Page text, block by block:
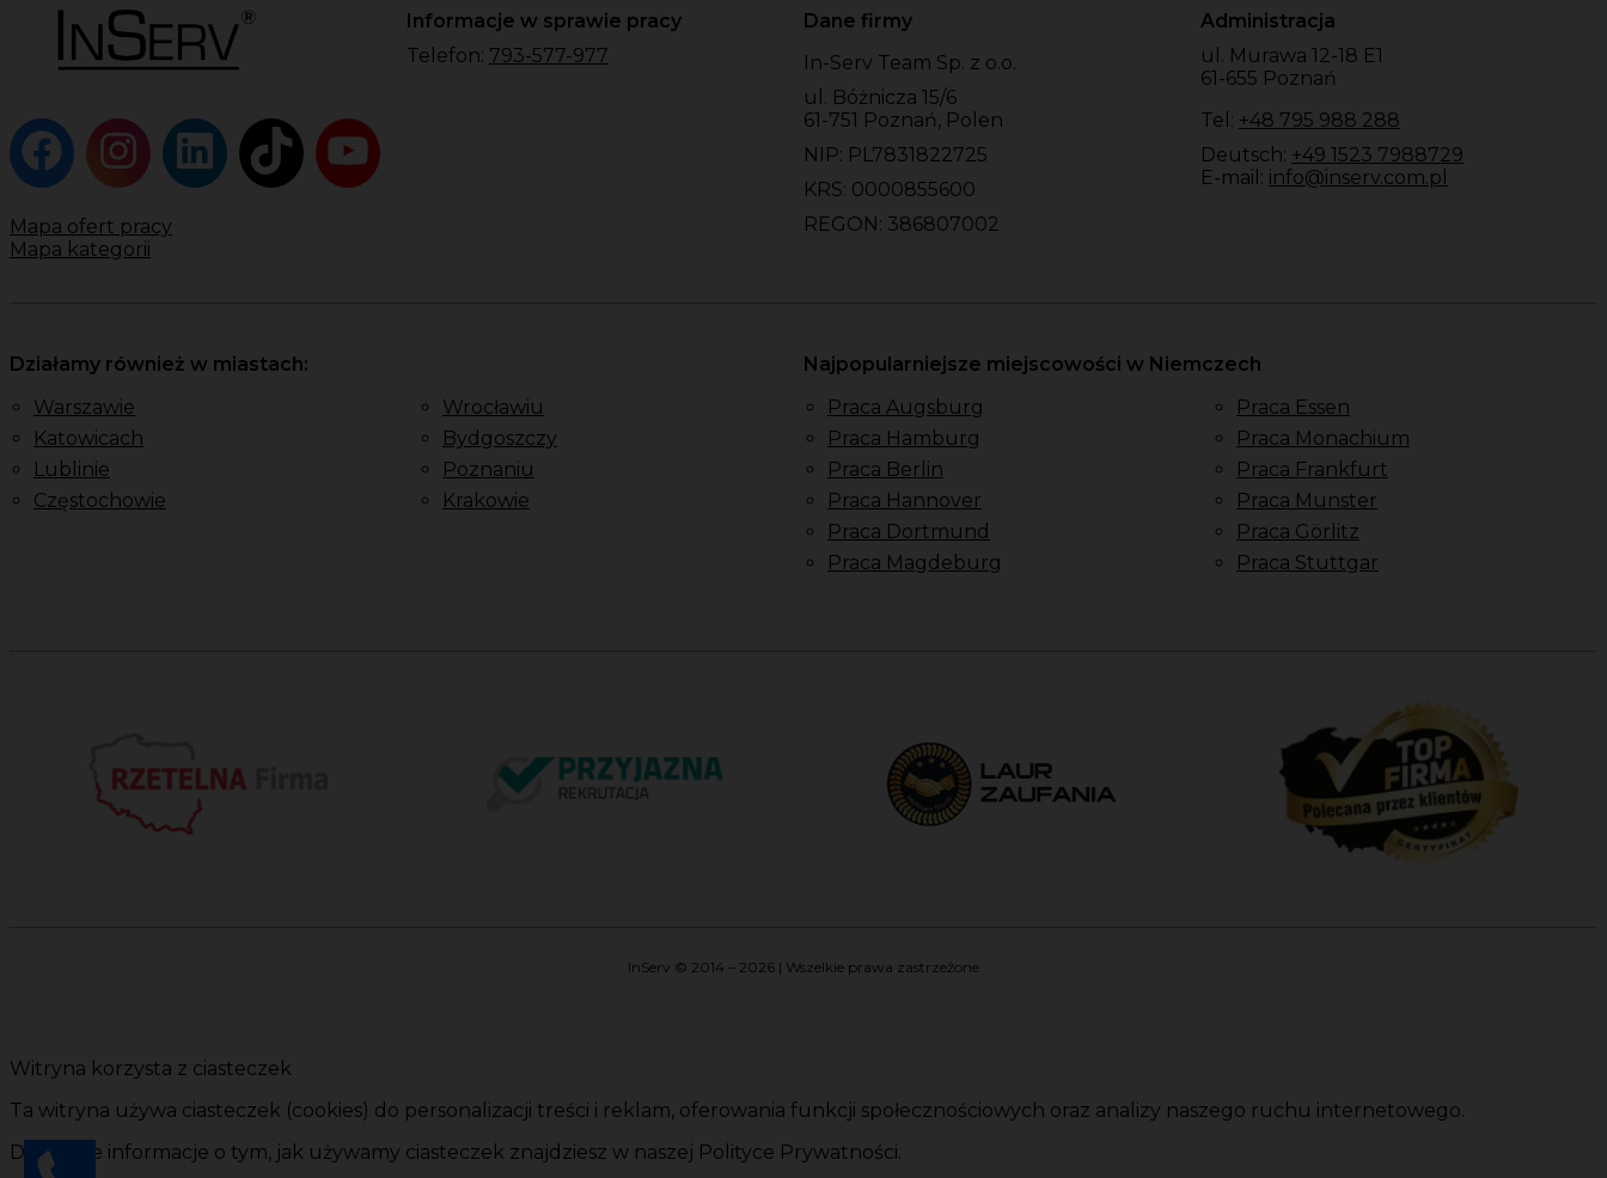
Mapa ofert pracy
Mapa kategorii
Informacje w sprawie pracy
Telefon: 793-577-977
Dane firmy
In-Serv Team Sp. z o.o.
ul. Bóżnicza 15/6
61-751 Poznań, Polen
NIP: PL7831822725
KRS: 0000855600
REGON: 386807002
Administracja
ul. Murawa 12-18 E1
61-655 Poznań
Tel: +48 795 988 288
Deutsch: +49 1523 7988729
E-mail: info@inserv.com.pl
Działamy również w miastach:
Warszawie
Katowicach
Lublinie
Częstochowie
Wrocławiu
Bydgoszczy
Poznaniu
Krakowie
Najpopularniejsze miejscowości w Niemczech
Praca Augsburg
Praca Hamburg
Praca Berlin
Praca Hannover
Praca Dortmund
Praca Magdeburg
Praca Essen
Praca Monachium
Praca Frankfurt
Praca Munster
Praca Görlitz
Praca Stuttgar
InServ © 2014 – 2026 | Wszelkie prawa zastrzeżone
Witryna korzysta z ciasteczek
Ta witryna używa ciasteczek (cookies) do personalizacji treści i reklam, oferowania funkcji społecznościowych oraz analizy naszego ruchu internetowego.
Dokładne informacje o tym, jak używamy ciasteczek znajdziesz w naszej Polityce Prywatności.